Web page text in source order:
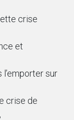
crise
et
l’emporter sur
crise de